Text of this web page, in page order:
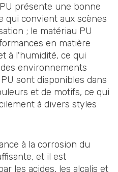
présente une bonne
qui convient aux scènes
; le matériau PU
en matière
à l'humidité, ce qui
environnements
sont disponibles dans
et de motifs, ce qui
à divers styles
à la corrosion du
et il est
les acides, les alcalis et